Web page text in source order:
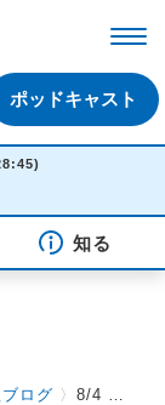
ポッドキャスト
知る
ログ 〉8/4 高架化は進む & 南 正時さん作品展